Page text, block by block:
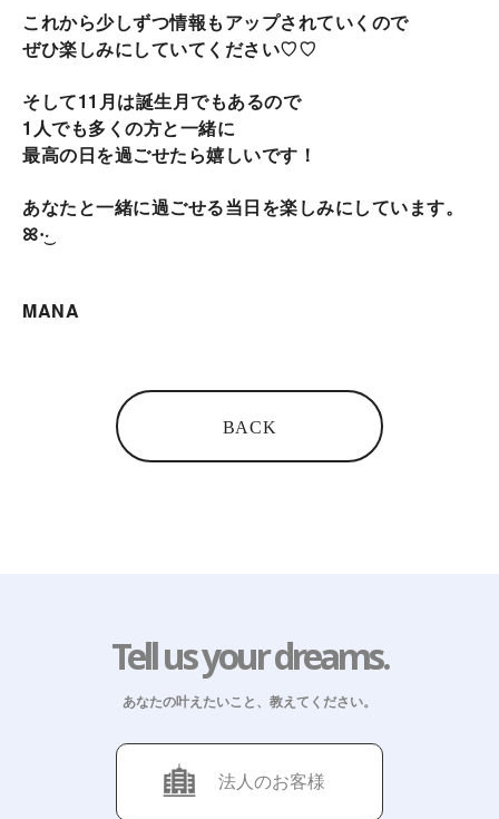
これから少しずつ情報もアップされていくので
ぜひ楽しみにしていてください♡♡
そして11月は誕生月でもあるので
1人でも多くの方と一緒に
最高の日を過ごせたら嬉しいです！
あなたと一緒に過ごせる当日を楽しみにしています。
ꕤ·͜·
MANA
BACK
Tell us your dreams.
あなたの叶えたいこと、教えてください。
法人のお客様